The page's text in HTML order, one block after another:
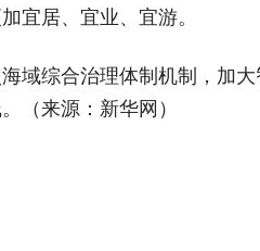
宜居、宜业、宜游。
域综合治理体制机制，加大
（来源：新华网）